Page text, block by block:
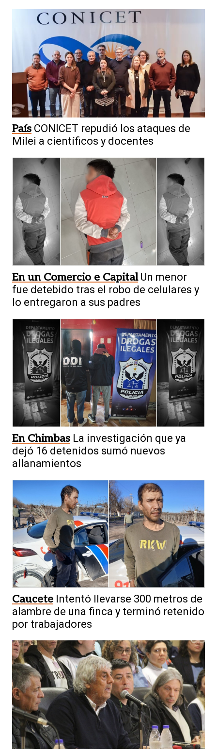
País CONICET repudió los ataques de
Milei a científicos y docentes
En un Comercio e Capital Un menor
fue detebido tras el robo de celulares y
lo entregaron a sus padres
En Chimbas La investigación que ya
dejó 16 detenidos sumó nuevos
allanamientos
Caucete Intentó llevarse 300 metros de
alambre de una finca y terminó retenido
por trabajadores